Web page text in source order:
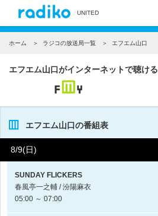
UNITED
ホーム ラジコの放送局一覧 エフエム山口
エフエム山口がインターネットで聴ける
エフエム山口の番組表
8/9(日)
SUNDAY FLICKERS
春風亭一之輔 / 汾陽麻衣
05:00 ～ 07:00